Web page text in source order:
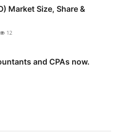
Market Size, Share &
12
and CPAs now.